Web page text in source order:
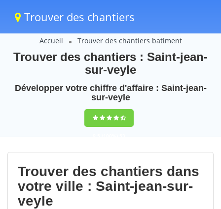
Trouver des chantiers
Accueil Trouver des chantiers batiment
Trouver des chantiers : Saint-jean-
sur-veyle
Développer votre chiffre d'affaire : Saint-jean-
sur-veyle
9,5(100%)53
votes
Trouver des chantiers dans
votre ville : Saint-jean-sur-
veyle